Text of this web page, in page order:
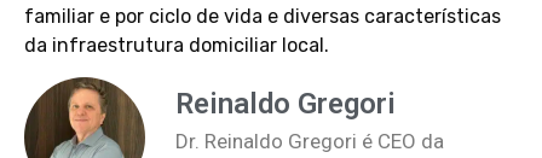
familiar e por ciclo de vida e diversas características
da infraestrutura domiciliar local.
Reinaldo Gregori
Dr. Reinaldo Gregori é CEO da